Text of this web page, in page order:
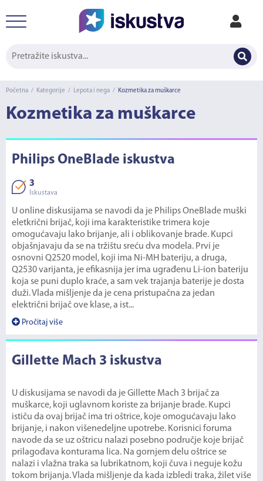
Početna / Kategorije / Lepota i nega / Kozmetika za muškarce
Kozmetika za muškarce
Philips OneBlade iskustva
3
Iskustava
U online diskusijama se navodi da je Philips OneBlade muški
eletkrični brijač, koji ima karakteristike trimera koje
omogućavaju lako brijanje, ali i oblikovanje brade. Kupci
objašnjavaju da se na tržištu sreću dva modela. Prvi je
osnovni Q2520 model, koji ima Ni-MH bateriju, a druga,
Q2530 varijanta, je efikasnija jer ima ugrađenu Li-ion bateriju
koja se puni duplo kraće, a sam vek trajanja baterije je dosta
duži. Vlada mišljenje da je cena pristupačna za jedan
električni brijač ove klase, a ist...
Pročitaj više
Gillette Mach 3 iskustva
U diskusijama se navodi da je Gillette Mach 3 brijač za
muškarce, koji uglavnom koriste za brijanje brade. Kupci
ističu da ovaj brijač ima tri oštrice, koje omogućavaju lako
brijanje, i nakon višenedeljne upotrebe. Korisnici foruma
navode da se uz oštricu nalazi posebno područje koje brijač
prilagođava konturama lica. Na gornjem delu oštrice se
nalazi i vlažna traka sa lubrikatnom, koji čuva i neguje kožu
tokom brijanja. Vlada mišljenje da kada izbledi traka, žilet više